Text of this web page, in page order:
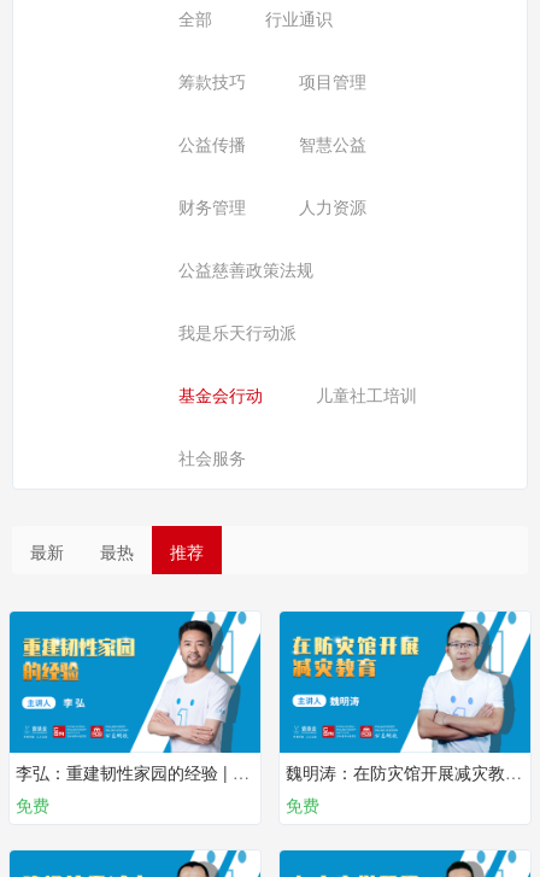
全部 行业通识
筹款技巧 项目管理
公益传播 智慧公益
财务管理 人力资源
公益慈善政策法规
我是乐天行动派
基金会行动 儿童社工培训
社会服务
最新 最热 推荐
李弘：重建韧性家园的经验 | 第十课
免费
魏明涛：在防灾馆开展减灾教育 | 第九课
免费